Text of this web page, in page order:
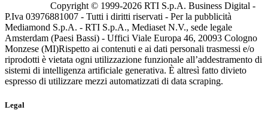
Copyright © 1999-2026 RTI S.p.A. Business Digital -
P.Iva 03976881007 - Tutti i diritti riservati - Per la pubblicità
Mediamond S.p.A. - RTI S.p.A., Mediaset N.V., sede legale
Amsterdam (Paesi Bassi) - Uffici Viale Europa 46, 20093 Cologno
Monzese (MI)Rispetto ai contenuti e ai dati personali trasmessi e/o
riprodotti è vietata ogni utilizzazione funzionale all’addestramento di
sistemi di intelligenza artificiale generativa. È altresì fatto divieto
espresso di utilizzare mezzi automatizzati di data scraping.
Legal